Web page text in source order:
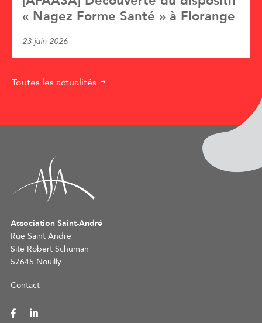
« Nagez Forme Santé » à Florange
23 juin 2026
Toutes les actualités
Association Saint-André
Rue Saint André
Site Robert Schuman
57645 Nouilly
Contact